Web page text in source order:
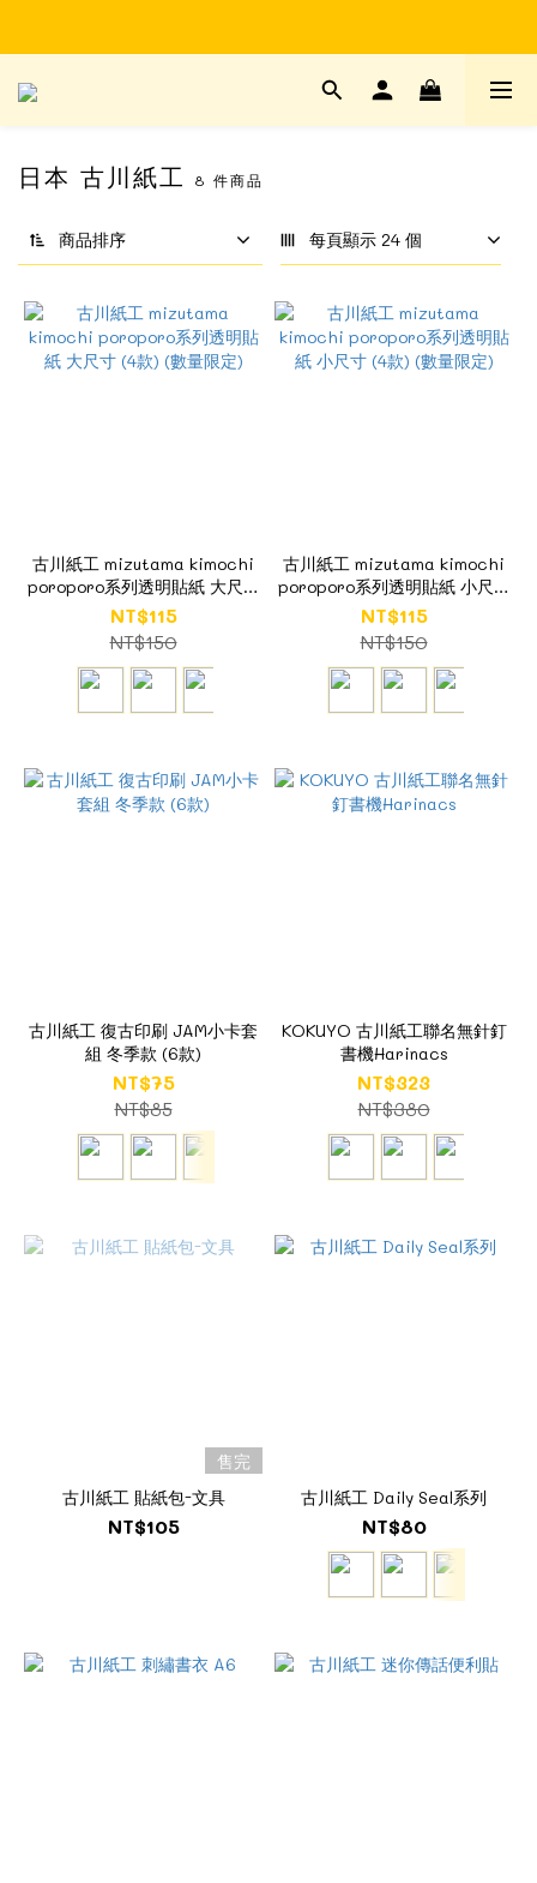
Time to enjoy STATIONERY!
日本 古川紙工 8 件商品
商品排序 每頁顯示 24 個
古川紙工 mizutama kimochi
poroporo系列透明貼紙 大尺寸
(4款) (數量限定)
NT$115
NT$150
古川紙工 mizutama kimochi
poroporo系列透明貼紙 小尺寸
(4款) (數量限定)
NT$115
NT$150
古川紙工 復古印刷 JAM小卡套
組 冬季款 (6款)
NT$75
NT$85
KOKUYO 古川紙工聯名無針釘
書機Harinacs
NT$323
NT$380
售完
古川紙工 貼紙包-文具
NT$105
古川紙工 Daily Seal系列
NT$80